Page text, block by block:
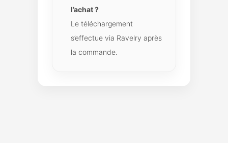
l’achat ?
Le téléchargement
s’effectue via Ravelry après
la commande.